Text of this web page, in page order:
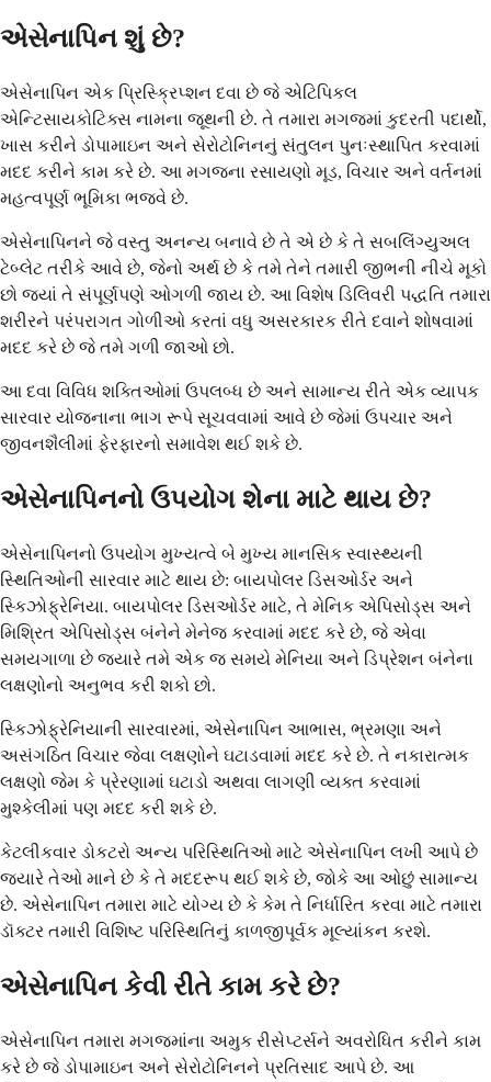
એસેનાપિન શું છે?
એસેનાપિન એક પ્રિસ્ક્રિપ્શન દવા છે જે એટિપિકલ
એન્ટિસાયકોટિક્સ નામના જૂથની છે. તે તમારા મગજમાં કુદરતી પદાર્થો,
ખાસ કરીને ડોપામાઇન અને સેરોટોનિનનું સંતુલન પુનઃસ્થાપિત કરવામાં
મદદ કરીને કામ કરે છે. આ મગજના રસાયણો મૂડ, વિચાર અને વર્તનમાં
મહત્વપૂર્ણ ભૂમિકા ભજવે છે.
એસેનાપિનને જે વસ્તુ અનન્ય બનાવે છે તે એ છે કે તે સબલિંગ્યુઅલ
ટેબ્લેટ તરીકે આવે છે, જેનો અર્થ છે કે તમે તેને તમારી જીભની નીચે મૂકો
છો જ્યાં તે સંપૂર્ણપણે ઓગળી જાય છે. આ વિશેષ ડિલિવરી પદ્ધતિ તમારા
શરીરને પરંપરાગત ગોળીઓ કરતાં વધુ અસરકારક રીતે દવાને શોષવામાં
મદદ કરે છે જે તમે ગળી જાઓ છો.
આ દવા વિવિધ શક્તિઓમાં ઉપલબ્ધ છે અને સામાન્ય રીતે એક વ્યાપક
સારવાર યોજનાના ભાગ રૂપે સૂચવવામાં આવે છે જેમાં ઉપચાર અને
જીવનશૈલીમાં ફેરફારનો સમાવેશ થઈ શકે છે.
એસેનાપિનનો ઉપયોગ શેના માટે થાય છે?
એસેનાપિનનો ઉપયોગ મુખ્યત્વે બે મુખ્ય માનસિક સ્વાસ્થ્યની
સ્થિતિઓની સારવાર માટે થાય છે: બાયપોલર ડિસઓર્ડર અને
સ્કિઝોફ્રેનિયા. બાયપોલર ડિસઓર્ડર માટે, તે મેનિક એપિસોડ્સ અને
મિશ્રિત એપિસોડ્સ બંનેને મેનેજ કરવામાં મદદ કરે છે, જે એવા
સમયગાળા છે જ્યારે તમે એક જ સમયે મેનિયા અને ડિપ્રેશન બંનેના
લક્ષણોનો અનુભવ કરી શકો છો.
સ્કિઝોફ્રેનિયાની સારવારમાં, એસેનાપિન આભાસ, ભ્રમણા અને
અસંગઠિત વિચાર જેવા લક્ષણોને ઘટાડવામાં મદદ કરે છે. તે નકારાત્મક
લક્ષણો જેમ કે પ્રેરણામાં ઘટાડો અથવા લાગણી વ્યક્ત કરવામાં
મુશ્કેલીમાં પણ મદદ કરી શકે છે.
કેટલીકવાર ડોકટરો અન્ય પરિસ્થિતિઓ માટે એસેનાપિન લખી આપે છે
જ્યારે તેઓ માને છે કે તે મદદરૂપ થઈ શકે છે, જોકે આ ઓછું સામાન્ય
છે. એસેનાપિન તમારા માટે યોગ્ય છે કે કેમ તે નિર્ધારિત કરવા માટે તમારા
ડૉક્ટર તમારી વિશિષ્ટ પરિસ્થિતિનું કાળજીપૂર્વક મૂલ્યાંકન કરશે.
એસેનાપિન કેવી રીતે કામ કરે છે?
એસેનાપિન તમારા મગજમાંના અમુક રીસેપ્ટર્સને અવરોધિત કરીને કામ
કરે છે જે ડોપામાઇન અને સેરોટોનિનને પ્રતિસાદ આપે છે. આ